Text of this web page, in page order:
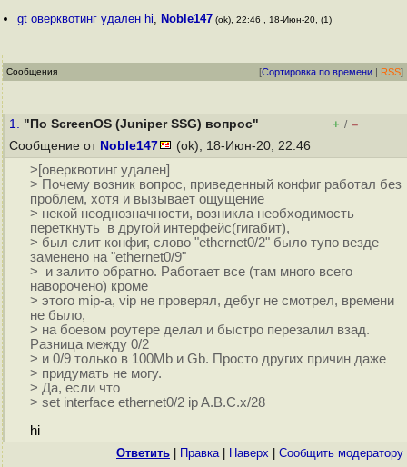
gt оверквотинг удален hi, Noble147 (ok), 22:46 , 18-Июн-20, (1)
Сообщения [Сортировка по времени | RSS]
1. "По ScreenOS (Juniper SSG) вопрос" + / –
Сообщение от Noble147 (ok), 18-Июн-20, 22:46
>[оверквотинг удален]
> Почему возник вопрос, приведенный конфиг работал без
проблем, хотя и вызывает ощущение
> некой неоднозначности, возникла необходимость
переткнуть в другой интерфейс(гигабит),
> был слит конфиг, слово "ethernet0/2" было тупо везде
заменено на "ethernet0/9"
> и залито обратно. Работает все (там много всего
наворочено) кроме
> этого mip-a, vip не проверял, дебуг не смотрел, времени
не было,
> на боевом роутере делал и быстро перезалил взад.
Разница между 0/2
> и 0/9 только в 100Mb и Gb. Просто других причин даже
> придумать не могу.
> Да, если что
> set interface ethernet0/2 ip A.B.C.x/28
hi
Ответить Правка| Наверх Cообщить модератору